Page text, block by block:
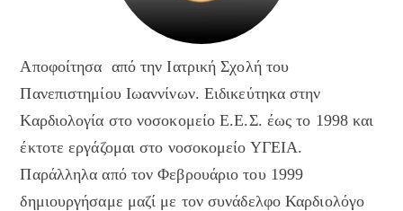
Αποφοίτησα από την Ιατρική Σχολή του
Πανεπιστημίου Ιωαννίνων. Ειδικεύτηκα στην
Καρδιολογία στο νοσοκομείο Ε.Ε.Σ. έως το 1998 και
έκτοτε εργάζομαι στο νοσοκομείο ΥΓΕΙΑ.
Παράλληλα από τον Φεβρουάριο του 1999
δημιουργήσαμε μαζί με τον συνάδελφο Καρδιολόγο